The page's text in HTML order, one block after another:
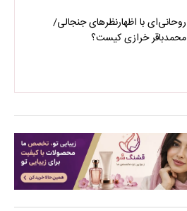
روحانی‌ای با اظهارنظرهای جنجالی/
محمدباقر خرازی کیست؟